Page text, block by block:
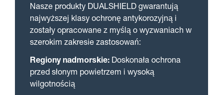
Nasze produkty DUALSHIELD gwarantują
najwyższej klasy ochronę antykorozyjną i
zostały opracowane z myślą o wyzwaniach w
szerokim zakresie zastosowań:
Regiony nadmorskie: Doskonała ochrona
przed słonym powietrzem i wysoką
wilgotnością